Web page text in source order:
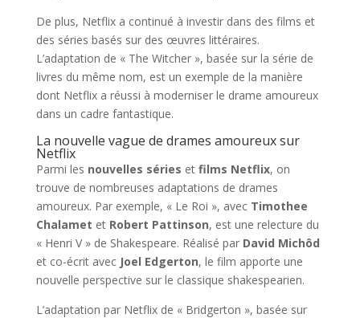
De plus, Netflix a continué à investir dans des films et
des séries basés sur des œuvres littéraires.
L’adaptation de « The Witcher », basée sur la série de
livres du même nom, est un exemple de la manière
dont Netflix a réussi à moderniser le drame amoureux
dans un cadre fantastique.
La nouvelle vague de drames amoureux sur
Netflix
Parmi les nouvelles séries et films Netflix, on
trouve de nombreuses adaptations de drames
amoureux. Par exemple, « Le Roi », avec Timothee
Chalamet et Robert Pattinson, est une relecture du
« Henri V » de Shakespeare. Réalisé par David Michôd
et co-écrit avec Joel Edgerton, le film apporte une
nouvelle perspective sur le classique shakespearien.
L’adaptation par Netflix de « Bridgerton », basée sur